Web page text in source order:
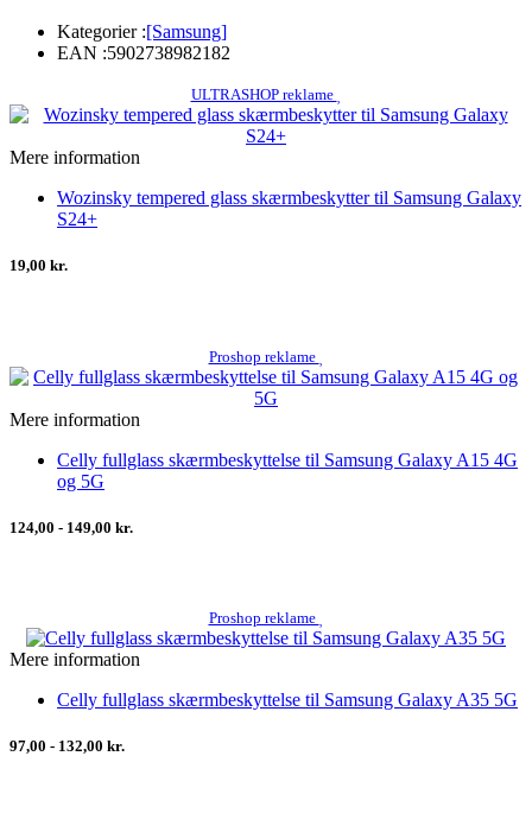
Kategorier :[Samsung]
EAN :5902738982182
ULTRASHOP reklame
Mere information
Wozinsky tempered glass skærmbeskytter til Samsung Galaxy
S24+
19,00 kr.
Proshop reklame
Mere information
Celly fullglass skærmbeskyttelse til Samsung Galaxy A15 4G
og 5G
124,00 - 149,00 kr.
Proshop reklame
Mere information
Celly fullglass skærmbeskyttelse til Samsung Galaxy A35 5G
97,00 - 132,00 kr.